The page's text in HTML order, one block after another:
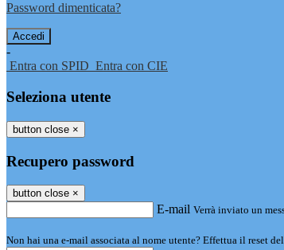
Password dimenticata?
-
Entra con SPID Entra con CIE
Seleziona utente
button close ×
Recupero password
button close ×
E-mail Verrà inviato un
Non hai una e-mail associata al nome utente? Effettua il reset